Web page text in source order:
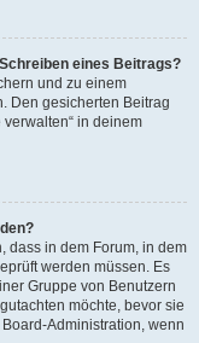
eines Beitrags?
und zu einem
Den gesicherten Beitrag
verwalten“ in deinem
dass in dem Forum, in dem
werden müssen. Es
Gruppe von Benutzern
möchte, bevor sie
Administration, wenn